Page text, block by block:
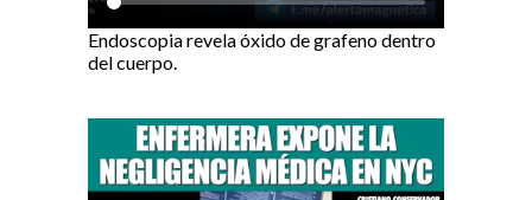
Endoscopia revela óxido de grafeno dentro
del cuerpo.